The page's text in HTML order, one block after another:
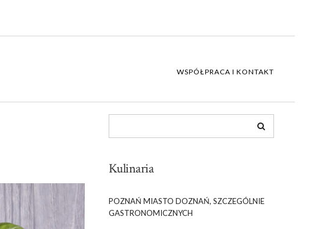
WSPÓŁPRACA I KONTAKT
Kulinaria
POZNAŃ MIASTO DOZNAŃ, SZCZEGÓLNIE
GASTRONOMICZNYCH